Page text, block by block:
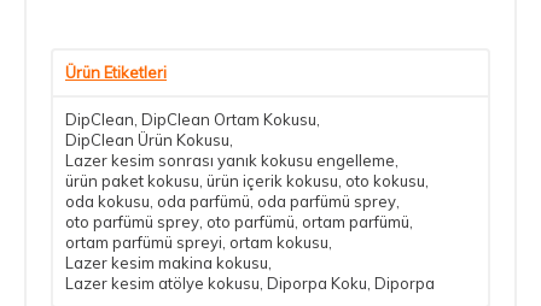
Ürün Etiketleri
DipClean DipClean Ortam Kokusu
DipClean Ürün Kokusu
Lazer kesim sonrası yanık kokusu engelleme
ürün paket kokusu ürün içerik kokusu oto kokusu
oda kokusu oda parfümü oda parfümü sprey
oto parfümü sprey oto parfümü ortam parfümü
ortam parfümü spreyi ortam kokusu
Lazer kesim makina kokusu
Lazer kesim atölye kokusu Diporpa Koku Diporpa